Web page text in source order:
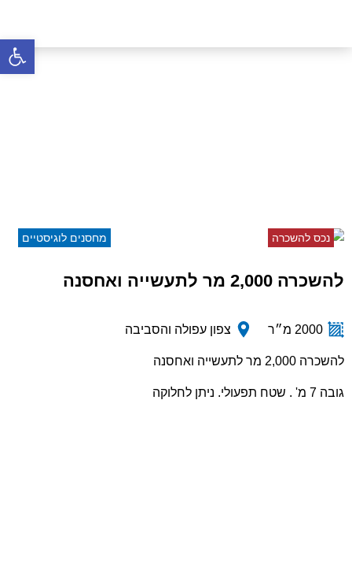
להשכרה 2,000 מר לתעשייה
מחסנים לוגיסטיים נכס להשכרה
להשכרה 2,000 מר לתעשייה ואחסנה
2000 מ״ר צפון עפולה והסביבה
להשכרה 2,000 מר לתעשייה ואחסנה
גובה 7 מ' . שטח תפעולי. ניתן לחלוקה
פתח